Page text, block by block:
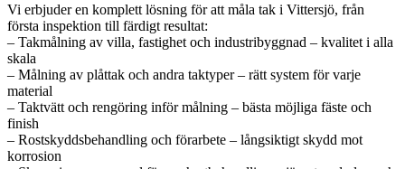
Vi erbjuder en komplett lösning för att måla tak i Vittersjö, från
första inspektion till färdigt resultat:
– Takmålning av villa, fastighet och industribyggnad – kvalitet i alla
skala
– Målning av plåttak och andra taktyper – rätt system för varje
material
– Taktvätt och rengöring inför målning – bästa möjliga fäste och
finish
– Rostskyddsbehandling och förarbete – långsiktigt skydd mot
korrosion